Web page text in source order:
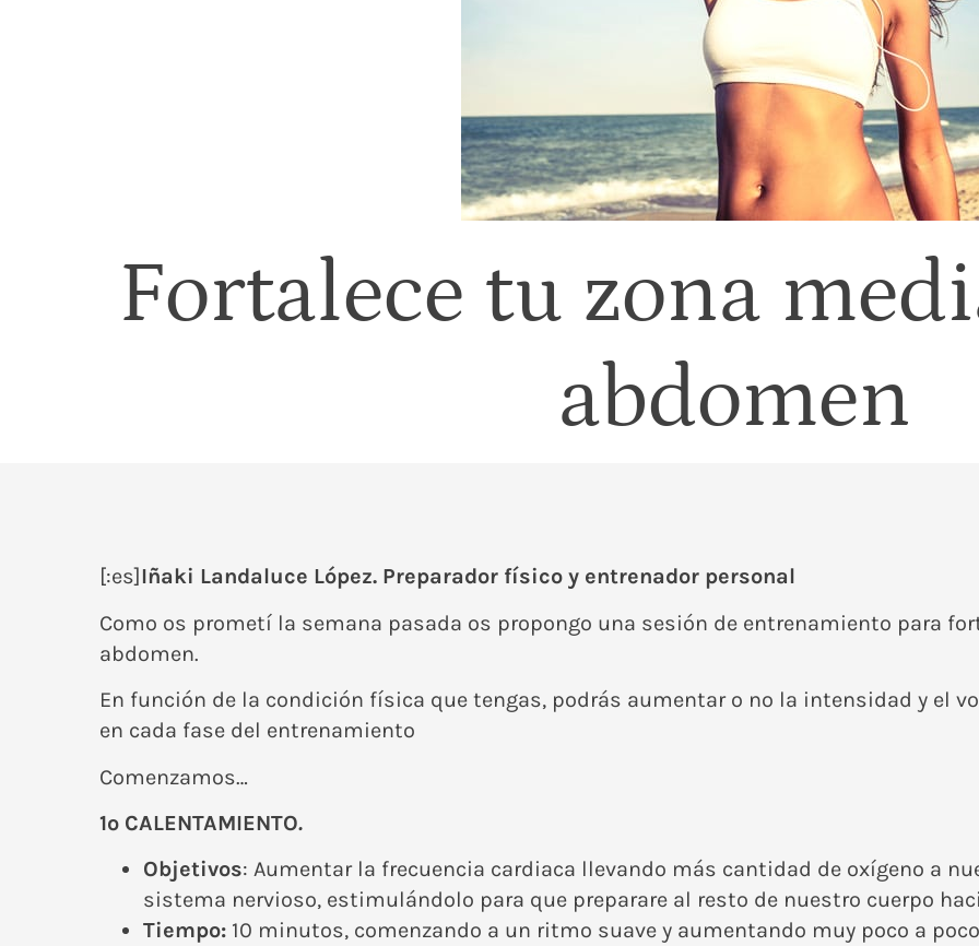
Fortalece tu zona
abdomen
[:es]Iñaki Landaluce López. Preparador físico y entrenador personal
Como os prometí la semana pasada os propongo una sesión de entrenamiento para
abdomen.
En función de la condición física que tengas, podrás aumentar o no la intensidad y el
en cada fase del entrenamiento
Comenzamos…
1º CALENTAMIENTO.
Objetivos: Aumentar la frecuencia cardiaca llevando más cantidad de oxígeno a
sistema nervioso, estimulándolo para que preparare al resto de nuestro cuerpo
Tiempo:10 minutos, comenzando a un ritmo suave y aumentando muy poco a